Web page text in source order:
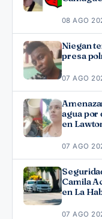
08 AGO
Niegan
presa
07 AGO
agua por
en
07 AGO
Camila
en La
07 AGO